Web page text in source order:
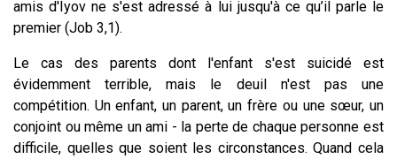
amis d'Iyov ne s'est adressé à lui jusqu'à ce qu’il parle le
premier (Job 3,1).
Le cas des parents dont l'enfant s'est suicidé est
évidemment terrible, mais le deuil n'est pas une
compétition. Un enfant, un parent, un frère ou une sœur, un
conjoint ou même un ami - la perte de chaque personne est
difficile, quelles que soient les circonstances. Quand cela